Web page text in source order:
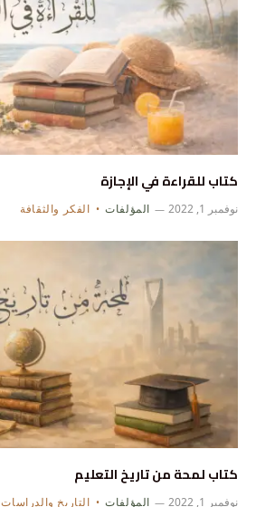
كتاب للقراءة في الإجازة
نوفمبر 1, 2022 المؤلفات الفكر والثقافة
كتاب لمحة من تاريخ التعليم
نوفمبر 1, 2022 المؤلفات التاريخ والدراسات